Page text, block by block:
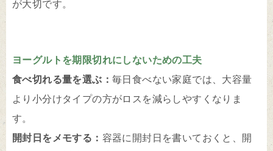
が大切です。
ヨーグルトを期限切れにしないための工夫
食べ切れる量を選ぶ： 毎日食べない家庭では、大容量
より小分けタイプの方がロスを減らしやすくなりま
す。
開封日をメモする： 容器に開封日を書いておくと、開